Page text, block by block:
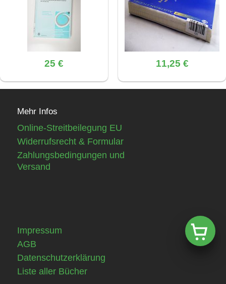
25 € 11,25 €
Mehr Infos
Online-Streitbeilegung EU
Widerrufsrecht & Formular
Zahlungsbedingungen und
Versand
Impressum
AGB
Datenschutzerklärung
Liste aller Bücher